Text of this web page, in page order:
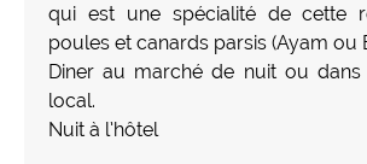
qui est une spécialité de cette
poules et canards parsis (Ayam ou
Diner au marché de nuit ou
local.
Nuit à l’hôtel